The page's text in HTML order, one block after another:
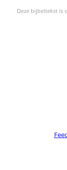
Deze bijbeltekst is